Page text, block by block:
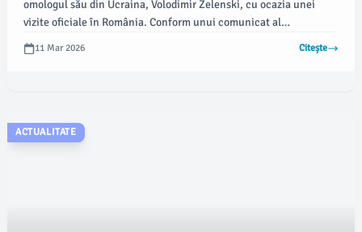
omologul său din Ucraina, Volodimir Zelenski, cu ocazia unei
vizite oficiale în România. Conform unui comunicat al
Administrației Prezidențiale, întâlnirea va marca cele patru ani
de la începutul războiului de agresiune declanșat de Rusia
11 Mar 2026 Citește
ACTUALITATE